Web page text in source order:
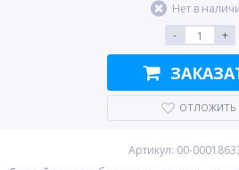
Нет в
-
+
ОТЛОЖИТЬ
Артикул: 00-